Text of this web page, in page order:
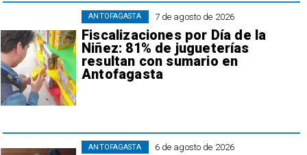
7 de agosto de 2026
Fiscalizaciones por Día de la
Niñez: 81% de jugueterías
resultan con sumario en
Antofagasta
ANTOFAGASTA
6 de agosto de 2026
ANTOFAGASTA